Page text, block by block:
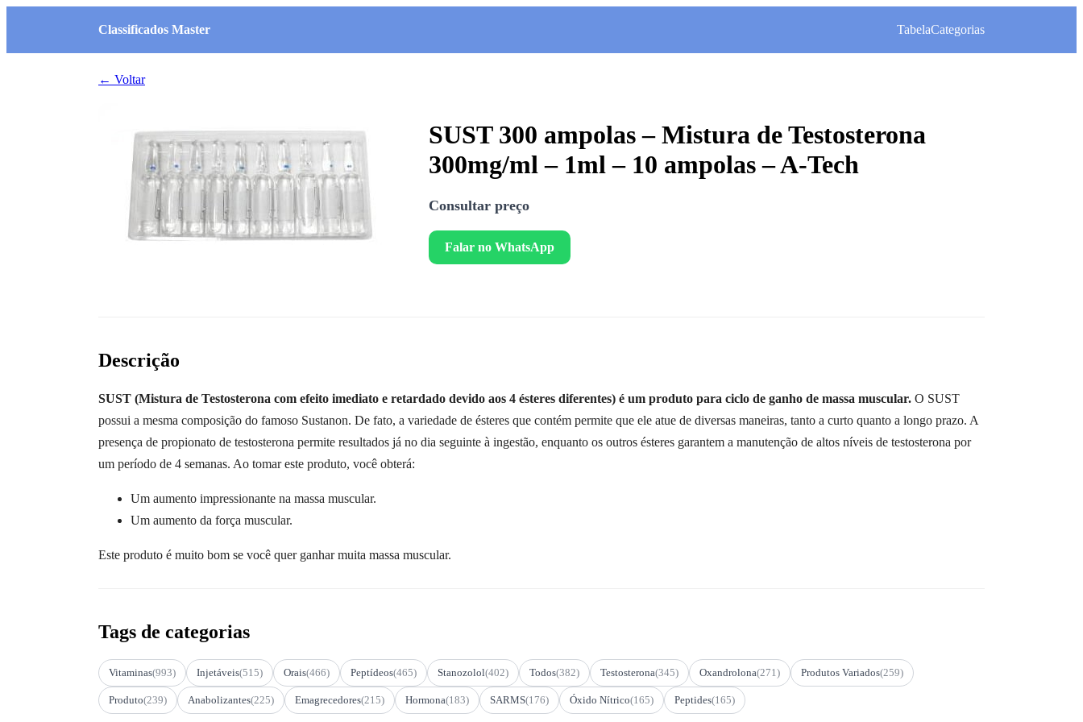
Classificados Master TabelaCategorias
← Voltar
SUST 300 ampolas – Mistura de Testosterona
300mg/ml – 1ml – 10 ampolas – A-Tech
Consultar preço
Falar no WhatsApp
Descrição
SUST (Mistura de Testosterona com efeito imediato e retardado devido aos 4 ésteres diferentes) é um produto para ciclo de ganho de massa muscular. O SUST
possui a mesma composição do famoso Sustanon. De fato, a variedade de ésteres que contém permite que ele atue de diversas maneiras, tanto a curto quanto a longo prazo. A
presença de propionato de testosterona permite resultados já no dia seguinte à ingestão, enquanto os outros ésteres garantem a manutenção de altos níveis de testosterona por
um período de 4 semanas. Ao tomar este produto, você obterá:
Um aumento impressionante na massa muscular.
Um aumento da força muscular.
Este produto é muito bom se você quer ganhar muita massa muscular.
Tags de categorias
Vitaminas(993) Injetáveis(515) Orais(466) Peptídeos(465) Stanozolol(402) Todos(382) Testosterona(345) Oxandrolona(271) Produtos Variados(259)
Produto(239) Anabolizantes(225) Emagrecedores(215) Hormona(183) SARMS(176) Óxido Nítrico(165) Peptides(165)